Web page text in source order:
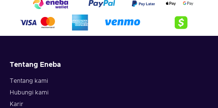
Tentang Eneba
Tentang kami
Hubungi kami
Karir